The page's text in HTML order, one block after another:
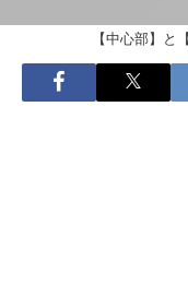
【中心部】と